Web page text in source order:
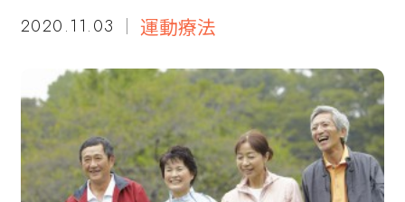
2020.11.03 運動療法